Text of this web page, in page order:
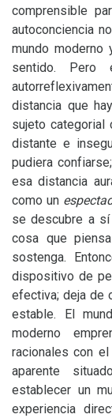
comprensible
autoconciencia
mundo moderno
sentido. Pero
distancia que
sujeto categorial
distante e
pudiera
esa distancia
como un
se descubre a sí
cosa que
sostenga.
dispositivo de
efectiva; deja de
estable. El
moderno
racionales con
aparente
establecer un
experiencia